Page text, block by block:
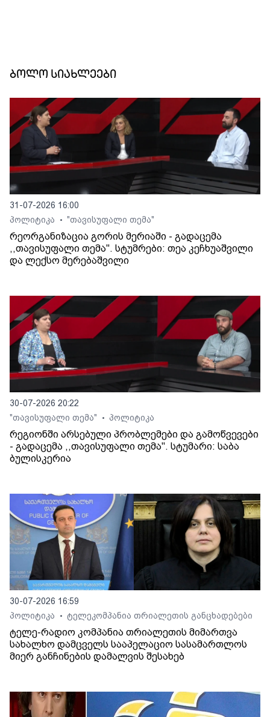
ბოლო სიახლეები
31-07-2026 16:00
პოლიტიკა
• "თავისუფალი თემა"
რეორგანიზაცია გორის მერიაში - გადაცემა
,,თავისუფალი თემა". სტუმრები: თეა კეჩხუაშვილი
და ლექსო მერებაშვილი
30-07-2026 20:22
"თავისუფალი თემა"
• პოლიტიკა
რეგიონში არსებული პრობლემები და გამოწვევები
- გადაცემა ,,თავისუფალი თემა". სტუმარი: საბა
ბულისკერია
30-07-2026 16:59
პოლიტიკა
• ტელეკომპანია თრიალეთის განცხადებები
ტელე-რადიო კომპანია თრიალეთის მიმართვა
სახალხო დამცველს სააპელაციო სასამართლოს
მიერ განჩინების დამალვის შესახებ